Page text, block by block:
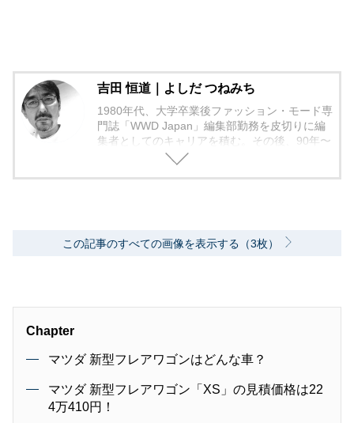
吉田 恒道｜よしだ つねみち
1980年代、大学卒業後ファッション・モード専
門誌「WWD Japan」編集部勤務を皮切りに編
集者としてのキャリアを積む。その後、90年〜
2000年代、中堅出版社ダイヤモンド社の自動車
この記事のすべての画像を表示する（3枚）
Chapter
マツダ 新型フレアワゴンはどんな車？
マツダ 新型フレアワゴン「XS」の見積価格は22
4万410円！